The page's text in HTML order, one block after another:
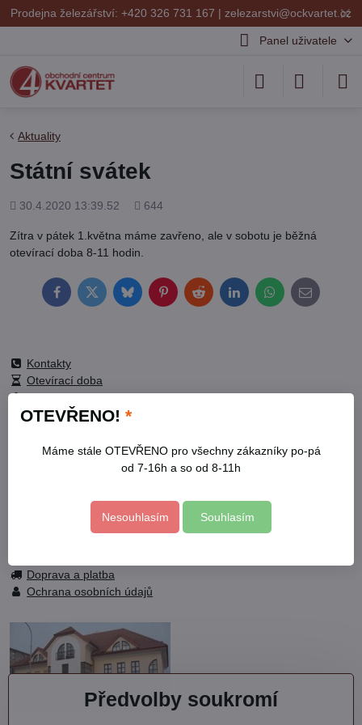
✕
Prodejna železářství: +420 326 731 167 | zelezarstvi@ockvartet.cz
Panel uživatele
Aktuality
Státní svátek
Přidáno
30.4.2020 13:39.52
Počet
644
Zítra v pátek 1.května máme zavřeno, ale v sobotu je běžná
otevírací doba 8-11 hodin.
FacebookTwitterBlueskyPinterestRedditLinkedInWhatsApp
E-
mail
Kontakty
Otevírací doba
Profil
Facebook
Doprava a platba
Ochrana osobních údajů
Předvolby soukromí
OTEVŘENO! *
Máme stále OTEVŘENO pro všechny zákazníky po-pá
od 7-16h a so od 8-11h
Nesouhlasím Souhlasím